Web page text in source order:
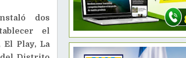
dos
el
El Play, La